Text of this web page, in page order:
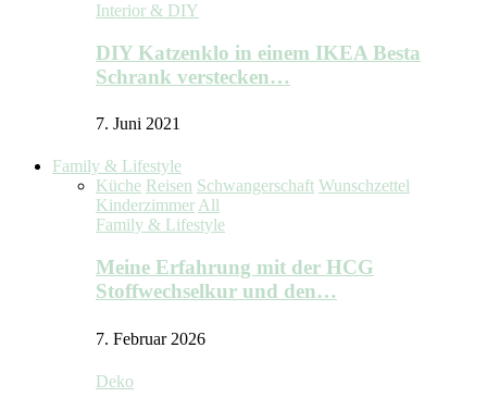
Interior & DIY
DIY Katzenklo in einem IKEA Besta
Schrank verstecken…
7. Juni 2021
Family & Lifestyle
Küche Reisen Schwangerschaft Wunschzettel
KinderzimmerAll
Family & Lifestyle
Meine Erfahrung mit der HCG
Stoffwechselkur und den…
7. Februar 2026
Deko